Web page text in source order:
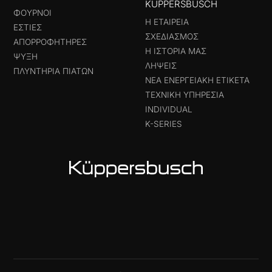
ΦΟΎΡΝΟΙ
ΕΣΤΊΕΣ
ΑΠΟΡΡΟΦΗΤΉΡΕΣ
ΨΎΞΗ
ΠΛΥΝΤΉΡΙΑ ΠΙΆΤΩΝ
KÜPPERSBUSCH
Η ΕΤΑΙΡΕΊΑ
ΣΧΕΔΙΑΣΜΌΣ
Η ΙΣΤΟΡΊΑ ΜΑΣ
ΛΉΨΕΙΣ
ΝΈΑ ΕΝΕΡΓΕΙΑΚΉ ΕΤΙΚΈΤΑ
ΤΕΧΝΙΚΉ ΥΠΗΡΕΣΊΑ
INDIVIDUAL
K-SERIES